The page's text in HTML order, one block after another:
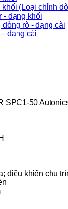
(Loại chỉnh
- dạng khối
rò - dạng cài
dạng cài
SPC1-50
khiển chu